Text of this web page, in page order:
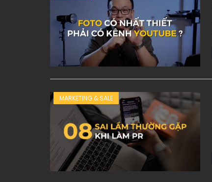
MARKETING & SALE